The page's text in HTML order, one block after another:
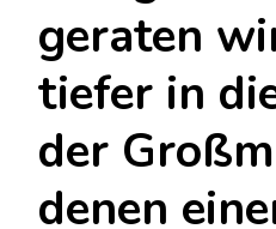
geraten
tiefer in
der
denen